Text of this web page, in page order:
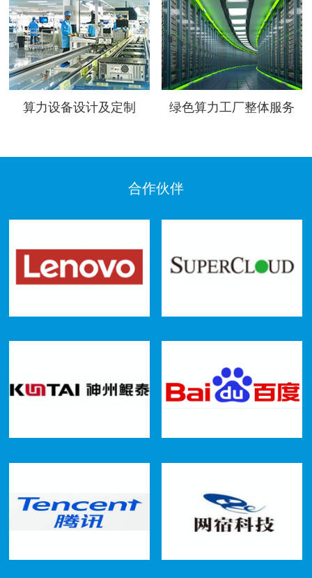
算力设备设计及定制 绿色算力工厂整体服务
合作伙伴